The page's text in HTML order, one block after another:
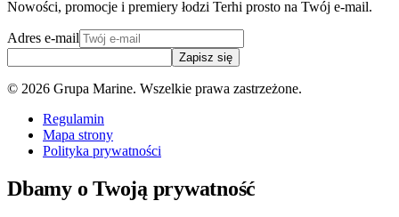
Nowości, promocje i premiery łodzi Terhi prosto na Twój e-mail.
Adres e-mail
Zapisz się
© 2026 Grupa Marine. Wszelkie prawa zastrzeżone.
Regulamin
Mapa strony
Polityka prywatności
Dbamy o Twoją prywatność